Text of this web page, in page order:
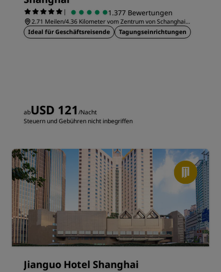
| 1.377 Bewertungen
2.71 Meilen/4.36 Kilometer vom Zentrum von Schanghai
entfernt
Ideal für Geschäftsreisende Tagungseinrichtungen
abUSD 121 /Nacht
Steuern und Gebühren nicht inbegriffen
Jianguo Hotel Shanghai